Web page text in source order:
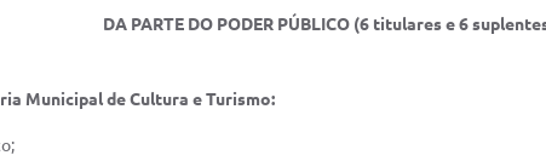
DA PARTE DO PODER PÚBLICO (6 titulares e 6
Municipal de Cultura e Turismo: